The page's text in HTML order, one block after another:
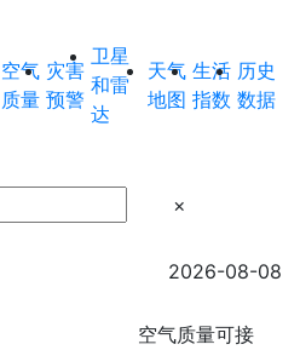
空气
质量
灾害
预警
卫星
和雷
达
天气
地图
生活
指数
历史
数据
×
2026-08-08
空气质量可接